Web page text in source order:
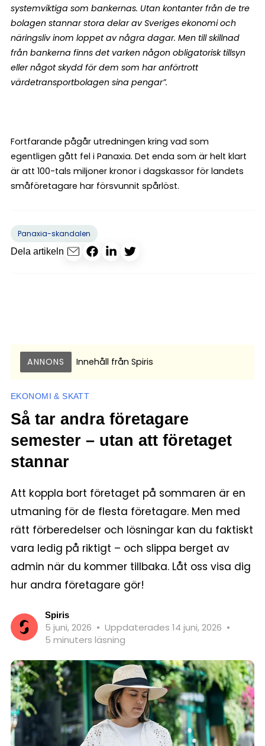
systemviktiga som bankernas. Utan kontanter från de tre
bolagen stannar stora delar av Sveriges ekonomi och
näringsliv inom loppet av några dagar. Men till skillnad
från bankerna finns det varken någon obligatorisk tillsyn
eller något skydd för dem som har anförtrott
värdetransportbolagen sina pengar”.
Fortfarande pågår utredningen kring vad som
egentligen gått fel i Panaxia. Det enda som är helt klart
är att 100-tals miljoner kronor i dagskassor för landets
småföretagare har försvunnit spårlöst.
Panaxia-skandalen
Dela artikeln
ANNONS Innehåll från Spiris
EKONOMI & SKATT
Så tar andra företagare
semester – utan att företaget
stannar
Att koppla bort företaget på sommaren är en
utmaning för de flesta företagare. Men med
rätt förberedelser och lösningar kan du faktiskt
vara ledig på riktigt – och slippa berget av
admin när du kommer tillbaka. Låt oss visa dig
hur andra företagare gör!
Spiris
5 juni, 2026 • Uppdaterades 14 juni, 2026 •
5 minuters läsning